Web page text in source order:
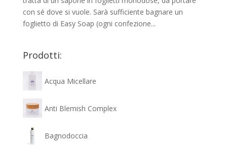
con sé dove si vuole. Sarà sufficiente bagnare un
foglietto di Easy Soap (ogni confezione...
Prodotti:
Acqua Micellare
Anti Blemish Complex
Bagnodoccia